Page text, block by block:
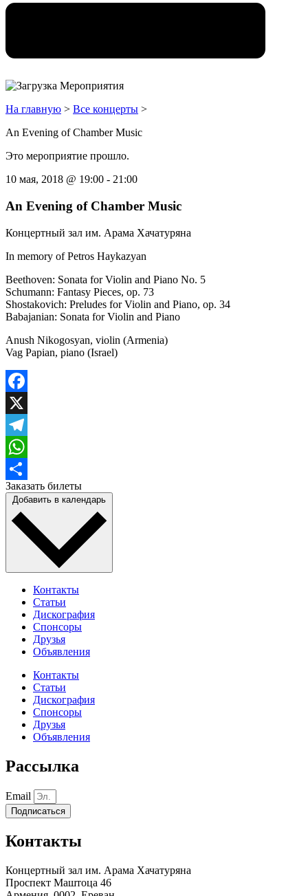
На главную > Все концерты >
An Evening of Chamber Music
Это мероприятие прошло.
10 мая, 2018 @ 19:00 - 21:00
An Evening of Chamber Music
Концертный зал им. Арама Хачатуряна
In memory of Petros Haykazyan
Beethoven: Sonata for Violin and Piano No. 5
Schumann: Fantasy Pieces, op. 73
Shostakovich: Preludes for Violin and Piano, op. 34
Babajanian: Sonata for Violin and Piano
Anush Nikogosyan, violin (Armenia)
Vag Papian, piano (Israel)
Facebook
X
Telegram
WhatsApp
Отправить
Заказать билеты
Контакты
Статьи
Дискография
Спонсоры
Друзья
Объявления
Контакты
Статьи
Дискография
Спонсоры
Друзья
Объявления
Рассылка
Email
Подписаться
Контакты
Концертный зал им. Арама Хачатуряна
Проспект Маштоца 46